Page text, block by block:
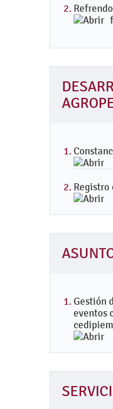
Gestión
eventos